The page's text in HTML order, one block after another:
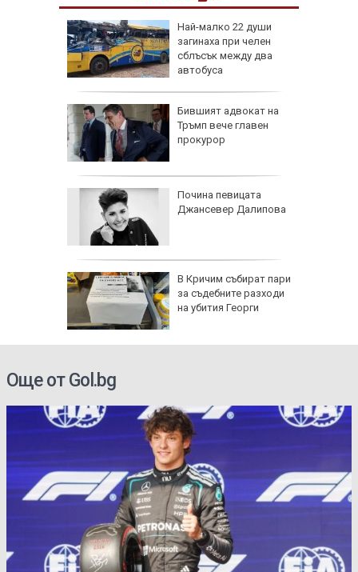
Най-малко 22 души
загинаха при челен
сблъсък между два
автобуса
Бившият адвокат на
Тръмп вече главен
прокурор
Почина певицата
Джансевер Далипова
В Кричим събират пари
за съдебните разходи
на убития Георги
Още от Gol.bg